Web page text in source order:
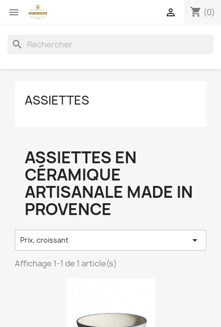
 shopping_cart (0)

search
ASSIETTES
ASSIETTES EN
CÉRAMIQUE
ARTISANALE MADE IN
PROVENCE
Prix, croissant 
Affichage 1-1 de 1 article(s)